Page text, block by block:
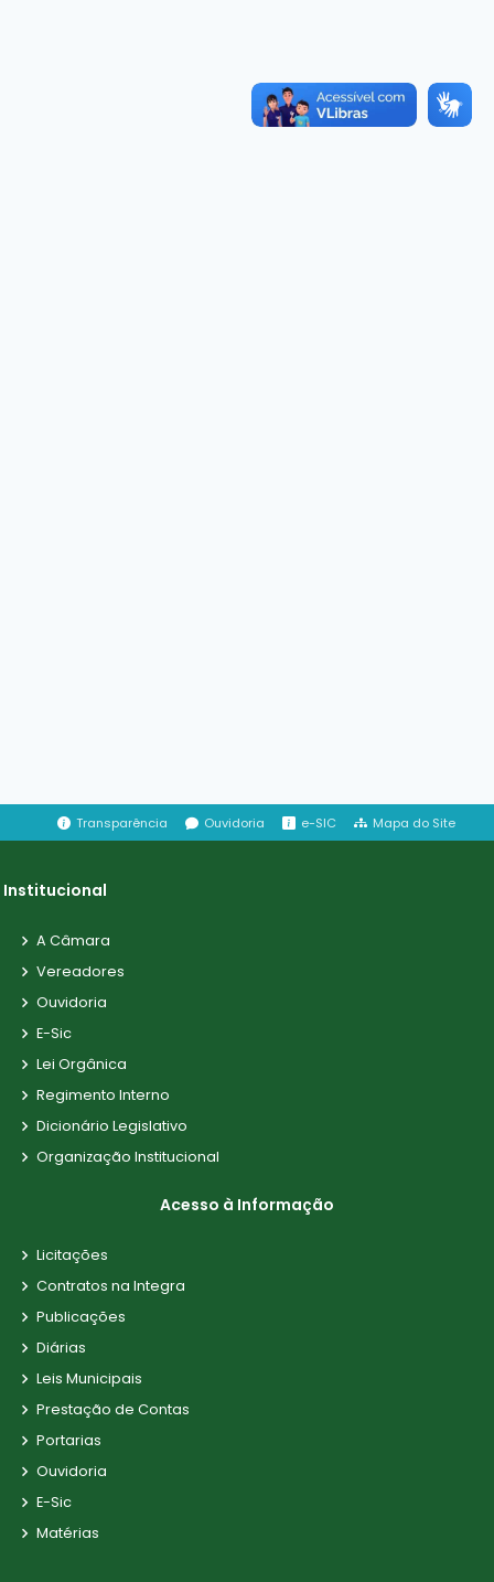
Transparência Ouvidoria e-SIC Mapa do Site
Institucional
A Câmara
Vereadores
Ouvidoria
E-Sic
Lei Orgânica
Regimento Interno
Dicionário Legislativo
Organização Institucional
Acesso à Informação
Licitações
Contratos na Integra
Publicações
Diárias
Leis Municipais
Prestação de Contas
Portarias
Ouvidoria
E-Sic
Matérias